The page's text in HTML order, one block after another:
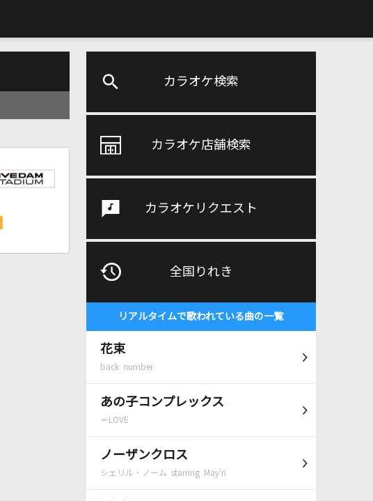
カラオケ検索
カラオケ店舗検索
カラオケリクエスト
全国りれき
リアルタイムで歌われている曲の一覧
花束
back number
あの子コンプレックス
＝LOVE
ノーザンクロス
シェリル・ノーム starring May'n